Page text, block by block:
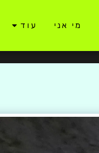
מי אני עוד